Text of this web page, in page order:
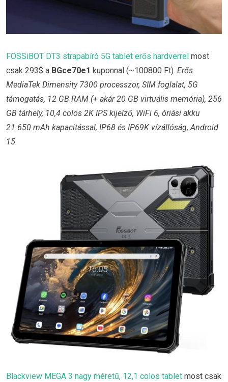
FOSSiBOT DT3 strapabíró 5G tablet erős hardverrel most
csak 293$ a BGce70e1 kuponnal (~100800 Ft). Erős
MediaTek Dimensity 7300 processzor, SIM foglalat, 5G
támogatás, 12 GB RAM (+ akár 20 GB virtuális memória), 256
GB tárhely, 10,4 colos 2K IPS kijelző, WiFi 6, óriási akku
21.650 mAh kapacitással, IP68 és IP69K vízállóság, Android
15.
Blackview MEGA 3 nagy méretű, 12,1 colos tablet most csak